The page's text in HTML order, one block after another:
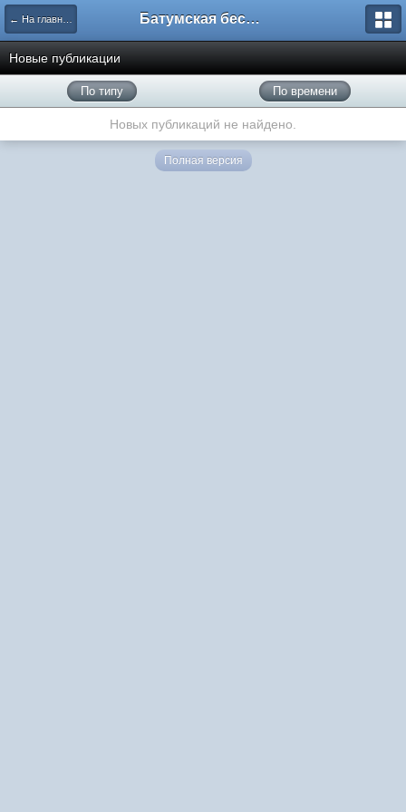
← На главную Батумская беседка
Новые публикации
По типу По времени
Новых публикаций не найдено.
Полная версия